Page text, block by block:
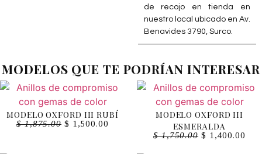
de recojo en tienda en
nuestro local ubicado en Av.
Benavides 3790, Surco.
MODELOS QUE TE PODRÍAN INTERESAR
MODELO OXFORD III RUBÍ
$1,875.00 $ 1,500.00
MODELO OXFORD III
ESMERALDA
$1,750.00 $ 1,400.00